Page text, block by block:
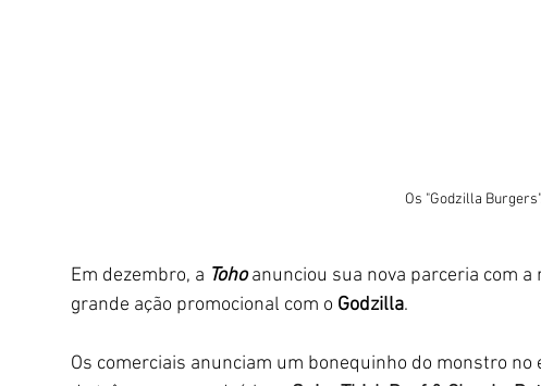
Os "Godzilla Burgers".
Em dezembro, a Toho anunciou sua nova parceria com a
grande ação promocional com o Godzilla.
Os comerciais anunciam um bonequinho do monstro